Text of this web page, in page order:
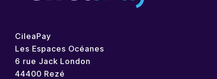
CileaPay
Les Espaces Océanes
6 rue Jack London
44400 Rezé